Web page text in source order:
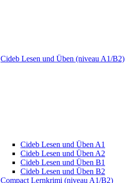
Cideb Lesen und Üben (niveau A1/B2)
Cideb Lesen und Üben A1
Cideb Lesen und Üben A2
Cideb Lesen und Üben B1
Cideb Lesen und Üben B2
Compact Lernkrimi (niveau A1/B2)